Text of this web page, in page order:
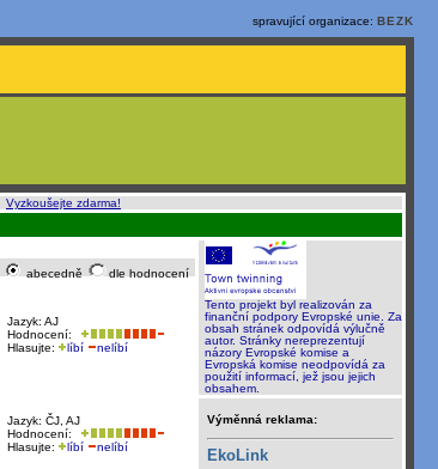
spravující organizace: BEZK
Vyzkoušejte zdarma!
abecedně dle hodnocení
Jazyk: AJ
Hodnocení:
Hlasujte:
líbí nelíbí
Jazyk: ČJ, AJ
Hodnocení:
Hlasujte:
líbí nelíbí
Tento projekt byl realizován za
finanční podpory Evropské unie. Za
obsah stránek odpovídá výlučně
autor. Stránky nereprezentují
názory Evropské komise a
Evropská komise neodpovídá za
použití informací, jež jsou jejich
obsahem.
Výměnná reklama:
EkoLink